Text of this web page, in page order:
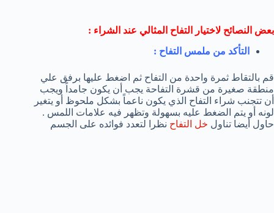
بعض النصائح لاختيار التفاح المثالي عند الشراء :
التأكد من ملمس التفاح :
قم بالتقاط ثمرة واحدة من التفاح ثم اضغط عليها برفق علي
منطقة صغيرة من قشرة التفاحة يجب أن يكون جامداً ويجب
أن تتجنب شراء التفاح الذي يكون ناعماً بشكل ملحوظ أو يتغير
لونه أو يتم الضغط عليه بسهولة وتظهر فيه علامات اللمس .
حاول أيضا تناول خل التفاح نظرا لتعدد فوائده على الجسم